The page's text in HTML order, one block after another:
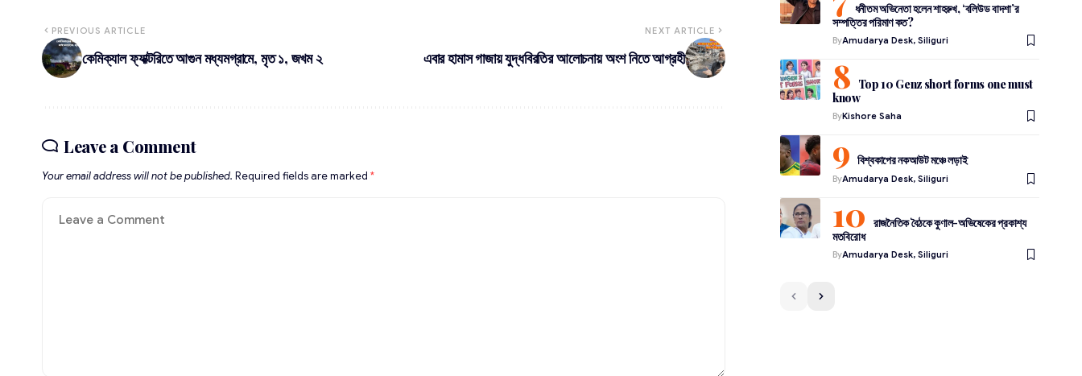
PREVIOUS ARTICLE
কেমিক্যাল ফ্যাক্টরিতে আগুন মধ্যমগ্রামে, মৃত ১, জখম ২
NEXT ARTICLE
এবার হামাস গাজায় যুদ্ধবিরতির আলোচনায় অংশ নিতে আগ্রহী
Leave a Comment
Your email address will not be published. Required fields are marked *
ধনীতম অভিনেতা হলেন শাহরুখ, ‘বলিউড বাদশা’র
সম্পত্তির পরিমাণ কত?
ByAmudarya Desk, Siliguri
Top 10 Genz short forms one must
know
ByKishore Saha
বিশ্বকাপের নকআউট মঞ্চে লড়াই
ByAmudarya Desk, Siliguri
রাজনৈতিক বৈঠকে কুণাল-অভিষেকের প্রকাশ্য
মতবিরোধ
ByAmudarya Desk, Siliguri